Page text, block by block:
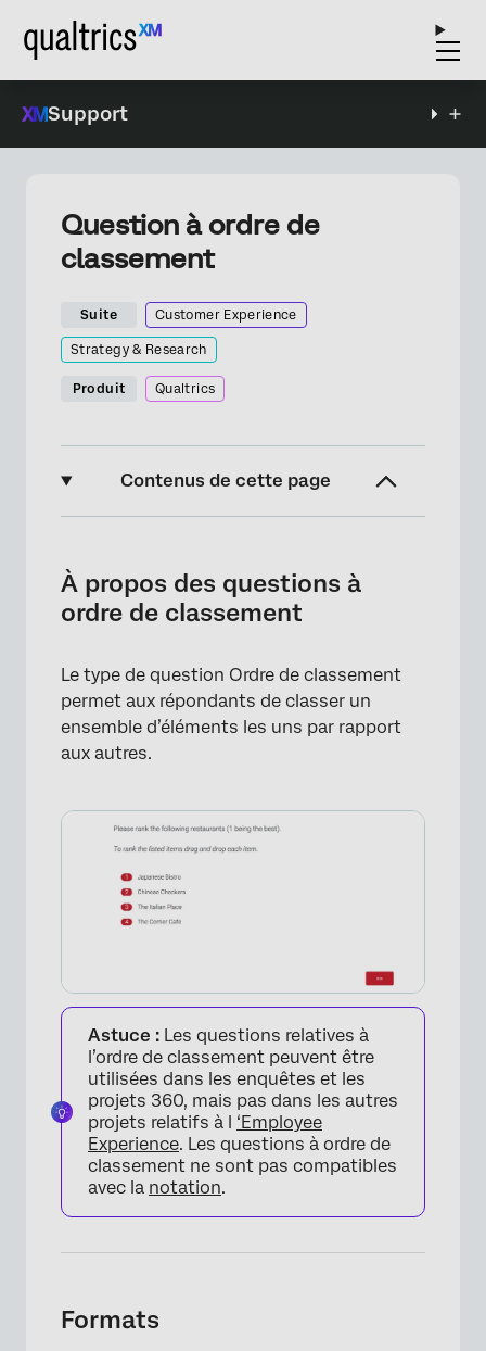
Support
Question à ordre de
classement
Suite Customer Experience
Strategy & Research
Produit Qualtrics
Contenus de cette page
Formats
Analyse des données
FAQs
À propos des questions à
ordre de classement
Le type de question Ordre de classement
permet aux répondants de classer un
ensemble d’éléments les uns par rapport
aux autres.
Astuce : Les questions relatives à
l’ordre de classement peuvent être
utilisées dans les enquêtes et les
projets 360, mais pas dans les autres
projets relatifs à l ‘Employee
Experience. Les questions à ordre de
classement ne sont pas compatibles
avec la notation.
Formats